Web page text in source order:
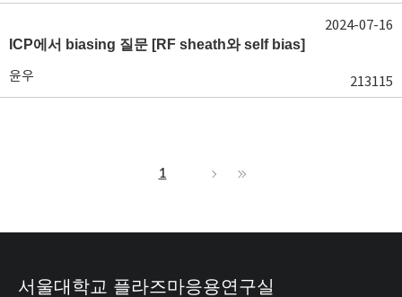
ICP에서 biasing 질문 [RF sheath와 self bias]
윤우 213115
2024-07-16
1
서울대학교 플라즈마응용연구실